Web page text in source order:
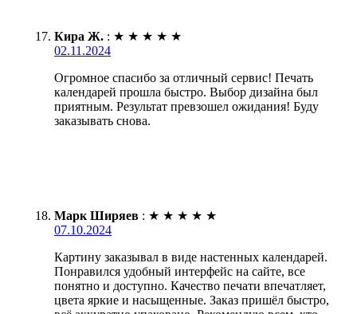
Кира Ж. : ★ ★ ★ ★ ★
02.11.2024
Огромное спасибо за отличный сервис! Печать
календарей прошла быстро. Выбор дизайна был
приятным. Результат превзошел ожидания! Буду
заказывать снова.
Марк Ширяев : ★ ★ ★ ★ ★
07.10.2024
Картину заказывал в виде настенных календарей.
Понравился удобный интерфейс на сайте, все
понятно и доступно. Качество печати впечатляет,
цвета яркие и насыщенные. Заказ пришёл быстро,